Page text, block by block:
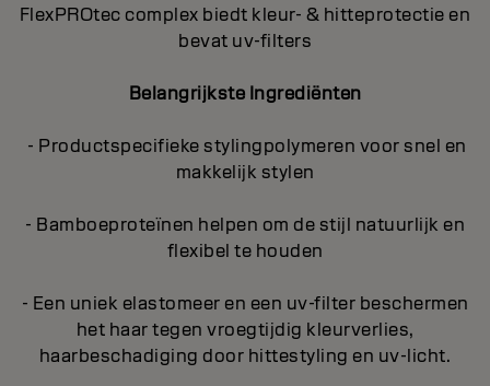
FlexPROtec complex biedt kleur- & hitteprotectie en
bevat uv-filters
Belangrijkste Ingrediënten
- Productspecifieke stylingpolymeren voor snel en
makkelijk stylen
- Bamboeproteïnen helpen om de stijl natuurlijk en
flexibel te houden
- Een uniek elastomeer en een uv-filter beschermen
het haar tegen vroegtijdig kleurverlies,
haarbeschadiging door hittestyling en uv-licht.